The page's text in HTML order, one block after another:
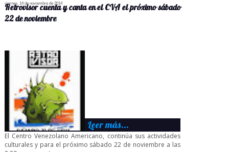
viernes, 14 de noviembre de 2014
Retrovisor cuenta y canta en el CVA el próximo sábado
22 de noviembre
Leer más...
El Centro Venezolano Americano, continúa sus actividades
culturales y para el próximo sábado 22 de noviembre a las